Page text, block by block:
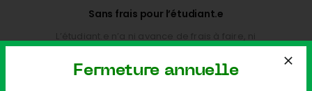
Sans frais pour l’étudiant.e
carte vitale à fournir
Fermeture annuelle